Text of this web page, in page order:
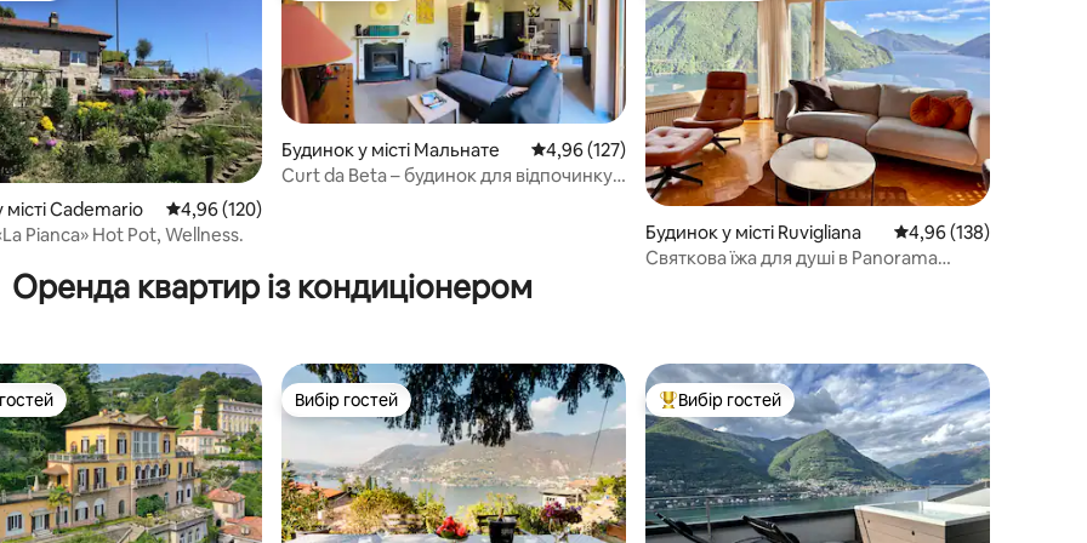
відгуки: 187
Cademario Середня оцінка: 4,96 з 5, відгуки: 120
4,96 (120)
Будинок «La Pianca» Hot Pot, Wellness.
Будинок у місті Мальнате Середня оцінка: 4,96 з 5, відгуки: 127
4,96 (127)
Curt da Beta – будинок для відпочинку
Будинок у місті Ruvigliana Середня оцінка: 4,96
4,96 (138)
Святкова їжа для душі в Panorama
Оренда квартир із кондиціонером
гостей Вибір гостей
Вибір гостей Топ вибір гостей
Вибір гостей